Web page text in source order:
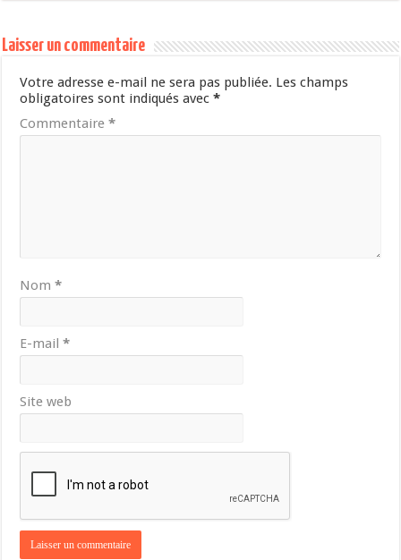
Laisser un commentaire
Votre adresse e-mail ne sera pas publiée. Les champs
obligatoires sont indiqués avec*
Commentaire*
Nom*
E-mail*
Site web